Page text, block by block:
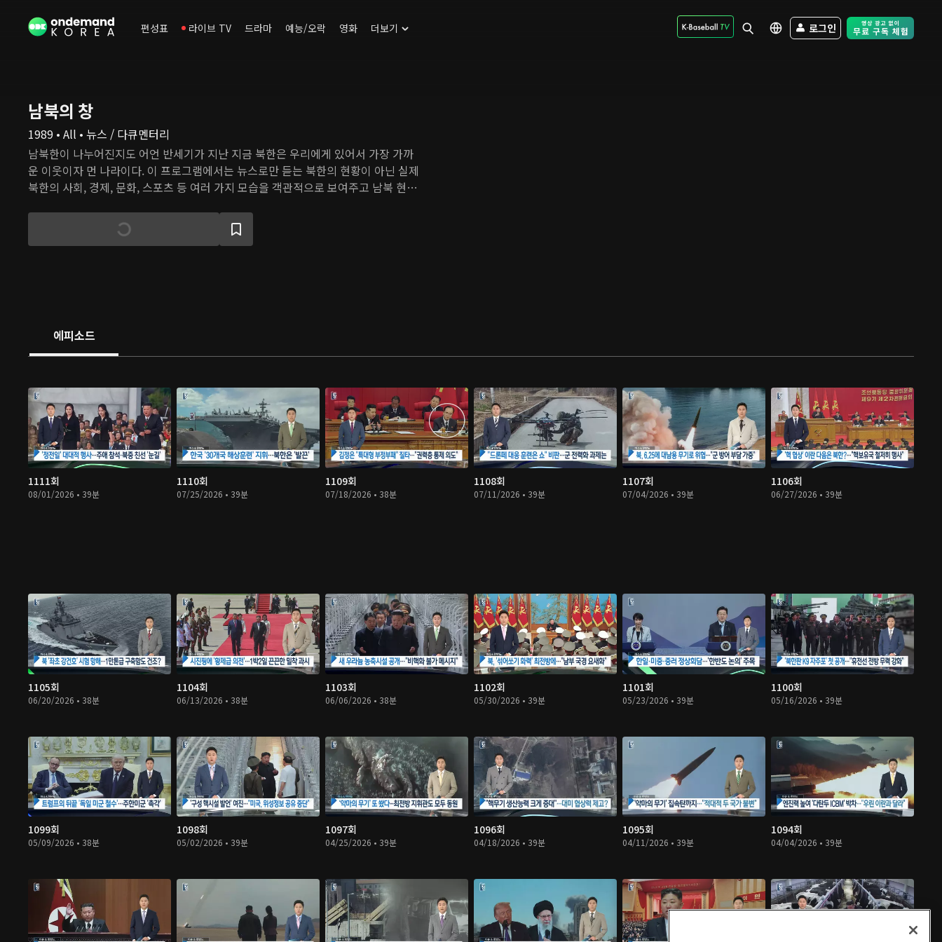
편성표 라이브 TV 드라마 예능/오락 영화 더보기 로그인 Free Trial -
남북의 창
1989 • All • 뉴스 / 다큐멘터리
남북한이 나누어진지도 어언 반세기가 지난 지금 북한은 우리에게 있어서 가장 가까
운 이웃이자 먼 나라이다. 이 프로그램에서는 뉴스로만 듣는 북한의 현황이 아닌 실제
북한의 사회, 경제, 문화, 스포츠 등 여러 가지 모습을 객관적으로 보여주고 남북 현안
에피소드
1111회
08/01/2026 • 39분
1110회
07/25/2026 • 39분
1109회
07/18/2026 • 38분
1108회
07/11/2026 • 39분
1107회
07/04/2026 • 39분
1106회
06/27/2026 • 39분
1105회
06/20/2026 • 38분
1104회
06/13/2026 • 38분
1103회
06/06/2026 • 38분
1102회
05/30/2026 • 39분
1101회
05/23/2026 • 39분
1100회
05/16/2026 • 39분
1099회
05/09/2026 • 38분
1098회
05/02/2026 • 39분
1097회
04/25/2026 • 39분
1096회
04/18/2026 • 39분
1095회
04/11/2026 • 39분
1094회
04/04/2026 • 39분